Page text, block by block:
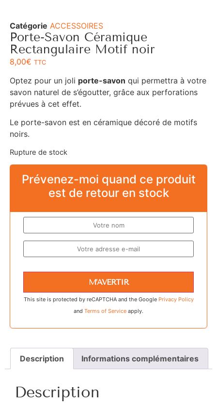
Catégorie ACCESSOIRES
Porte-Savon Céramique
Rectangulaire Motif noir
8,00€ TTC
Optez pour un joli porte-savon qui permettra à votre
savon naturel de s’égoutter, grâce aux perforations
prévues à cet effet.
Le porte-savon est en céramique décoré de motifs
noirs.
Rupture de stock
Prévenez-moi quand ce produit
est de retour en stock
M’AVERTIR
This site is protected by reCAPTCHA and the Google Privacy Policy
and Terms of Service apply.
Description Informations complémentaires
Description